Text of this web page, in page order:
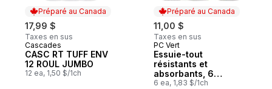
Préparé au Canada
17,99 $
Taxes en sus
Préparé au Canada
Cascades
CASC RT TUFF ENV
12 ROUL JUMBO
12 ea, 1,50 $/1ch
Préparé au Canada
11,00 $
Taxes en sus
Préparé au Canada
PC Vert
Essuie-tout
résistants et
absorbants, 6
rouleaux ordinaires
6 ea, 1,83 $/1ch